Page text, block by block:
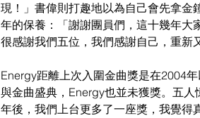
現！」書偉則打趣地以為自己會先拿金
年的保養：「謝謝團員們，這十幾年大
很感謝我們五位，我們感謝自己，重新
Energy距離上次入圍金曲獎是在2004
與金曲盛典，Energy也並未獲獎。五
年後，我們上台更多了一座獎，我覺得